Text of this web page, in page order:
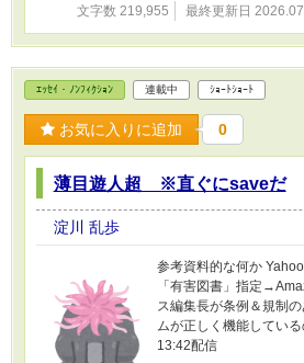
文字数 219,955 最終更新日
ｴｯｾｲ・ﾉﾝﾌｨｸｼｮﾝ 連載中 ｼｮｰﾄｼｮｰﾄ
お気に入りに追加 0
薄目遊人超 ※直ぐにsaveだ
淀川 乱歩
参考資料的な何か
「有害図書」指定
ス編集長が条例＆規制
ムが正しく機能してい
13:42配信